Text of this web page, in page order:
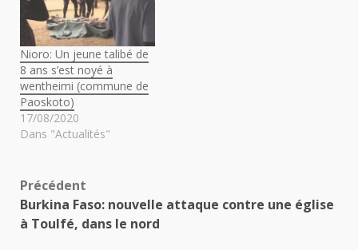
Nioro: Un jeune talibé de
8 ans s’est noyé à
wentheimi (commune de
Paoskoto)
17/08/2020
Dans "Actualités"
Navigation
d’article
Précédent
Burkina Faso: nouvelle attaque contre une église
à Toulfé, dans le nord